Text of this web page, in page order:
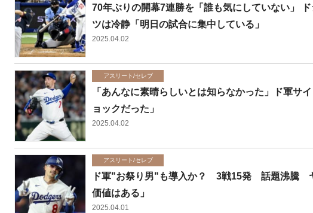
70年ぶりの開幕7連勝を「誰も気にしていない」
ツは冷静「明日の試合に集中している」
2025.04.02
アスリート/セレブ
「あんなに素晴らしいとは知らなかった」ド軍サ
ョックだった」
2025.04.02
アスリート/セレブ
ド軍"お祭り男"も導入か？ 3戦15発 話題沸騰
価値はある」
2025.04.01